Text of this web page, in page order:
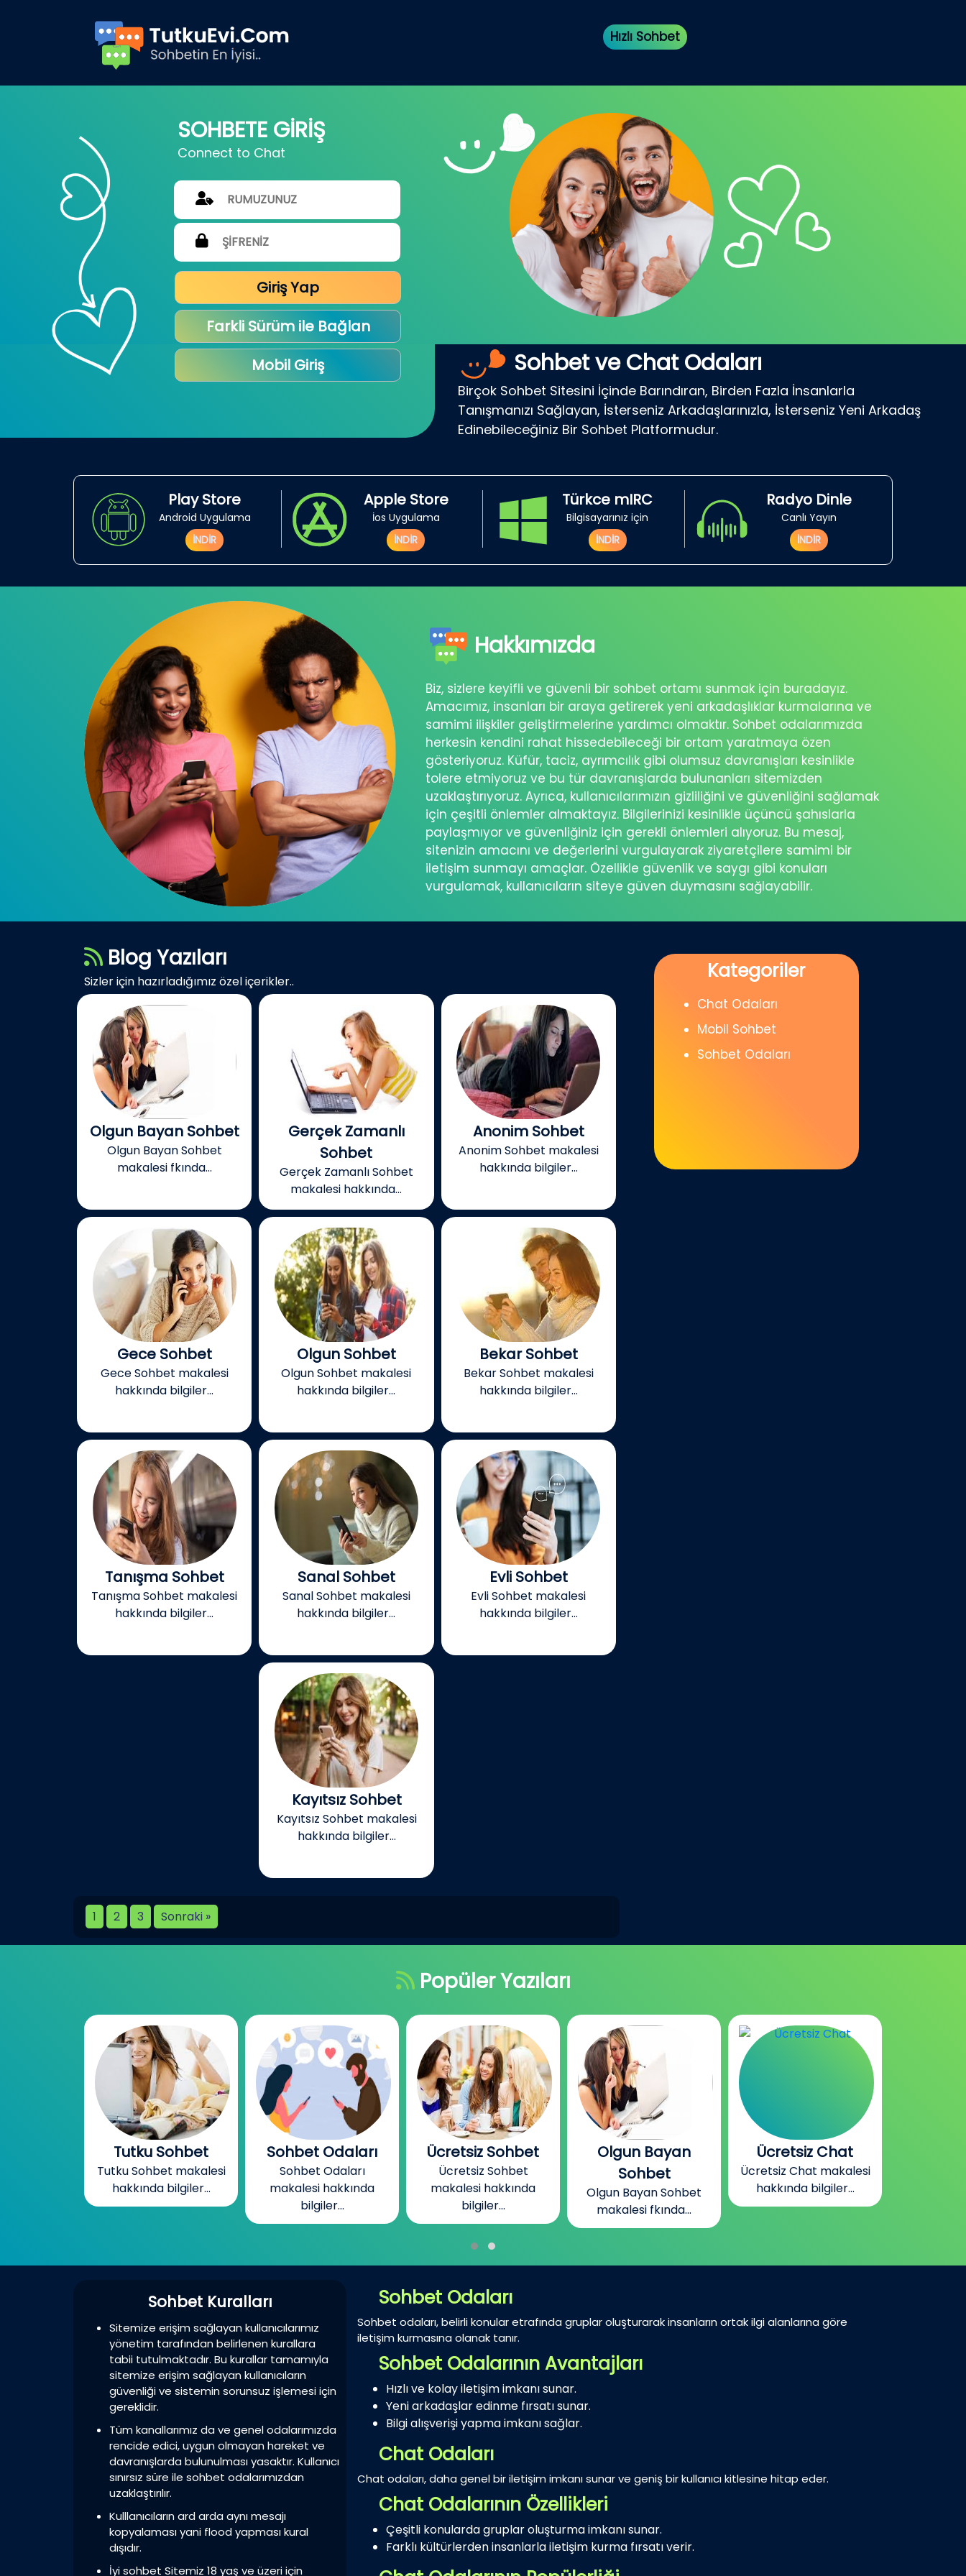
Hızlı Sohbet
SOHBETE GİRİŞ
Connect to Chat
Giriş Yap
Farkli Sürüm ile Bağlan
Mobil Giriş
Sohbet ve Chat Odaları
Birçok Sohbet Sitesini İçinde Barındıran, Birden Fazla İnsanlarla
Tanışmanızı Sağlayan, İsterseniz Arkadaşlarınızla, İsterseniz Yeni Arkadaş
Edinebileceğiniz Bir Sohbet Platformudur.
Play Store
Android Uygulama
İNDİR
Apple Store
İos Uygulama
İNDİR
Türkce mIRC
Bilgisayarınız için
İNDİR
Radyo Dinle
Canlı Yayın
İNDİR
Hakkımızda
Biz, sizlere keyifli ve güvenli bir sohbet ortamı sunmak için buradayız.
Amacımız, insanları bir araya getirerek yeni arkadaşlıklar kurmalarına ve
samimi ilişkiler geliştirmelerine yardımcı olmaktır. Sohbet odalarımızda
herkesin kendini rahat hissedebileceği bir ortam yaratmaya özen
gösteriyoruz. Küfür, taciz, ayrımcılık gibi olumsuz davranışları kesinlikle
tolere etmiyoruz ve bu tür davranışlarda bulunanları sitemizden
uzaklaştırıyoruz. Ayrıca, kullanıcılarımızın gizliliğini ve güvenliğini sağlamak
için çeşitli önlemler almaktayız. Bilgilerinizi kesinlikle üçüncü şahıslarla
paylaşmıyor ve güvenliğiniz için gerekli önlemleri alıyoruz. Bu mesaj,
sitenizin amacını ve değerlerini vurgulayarak ziyaretçilere samimi bir
iletişim sunmayı amaçlar. Özellikle güvenlik ve saygı gibi konuları
vurgulamak, kullanıcıların siteye güven duymasını sağlayabilir.
Blog Yazıları
Sizler için hazırladığımız özel içerikler..
Olgun Bayan Sohbet
Olgun Bayan Sohbet
makalesi fkında...
Gerçek Zamanlı
Sohbet
Gerçek Zamanlı Sohbet
makalesi hakkında...
Anonim Sohbet
Anonim Sohbet makalesi
hakkında bilgiler...
Gece Sohbet
Gece Sohbet makalesi
hakkında bilgiler...
Olgun Sohbet
Olgun Sohbet makalesi
hakkında bilgiler...
Bekar Sohbet
Bekar Sohbet makalesi
hakkında bilgiler...
Tanışma Sohbet
Tanışma Sohbet makalesi
hakkında bilgiler...
Sanal Sohbet
Sanal Sohbet makalesi
hakkında bilgiler...
Evli Sohbet
Evli Sohbet makalesi
hakkında bilgiler...
Kayıtsız Sohbet
Kayıtsız Sohbet makalesi
hakkında bilgiler...
1 2 3 Sonraki »
Kategoriler
Chat Odaları
Mobil Sohbet
Sohbet Odaları
Popüler Yazıları
Sohbet Odaları
Sohbet Odaları
makalesi hakkında
bilgiler...
Ücretsiz Sohbet
Ücretsiz Sohbet
makalesi hakkında
bilgiler...
Olgun Bayan
Sohbet
Olgun Bayan Sohbet
makalesi fkında...
Ücretsiz Chat
Ücretsiz Chat makalesi
hakkında bilgiler...
Olgun Sohbet
Olgun Sohbet makalesi
hakkında bilgiler...
Sohbet Kuralları
Sitemize erişim sağlayan kullanıcılarımız
yönetim tarafından belirlenen kurallara
tabii tutulmaktadır. Bu kurallar tamamıyla
sitemize erişim sağlayan kullanıcıların
güvenliği ve sistemin sorunsuz işlemesi için
gereklidir.
Tüm kanallarımız da ve genel odalarımızda
rencide edici, uygun olmayan hareket ve
davranışlarda bulunulması yasaktır. Kullanıcı
sınırsız süre ile sohbet odalarımızdan
uzaklaştırılır.
Kulllanıcıların ard arda aynı mesajı
kopyalaması yani flood yapması kural
dışıdır.
İyi sohbet Sitemiz 18 yaş ve üzeri için
Sohbet Odaları
Sohbet odaları, belirli konular etrafında gruplar oluşturarak insanların ortak ilgi alanlarına göre
iletişim kurmasına olanak tanır.
Sohbet Odalarının Avantajları
Hızlı ve kolay iletişim imkanı sunar.
Yeni arkadaşlar edinme fırsatı sunar.
Bilgi alışverişi yapma imkanı sağlar.
Chat Odaları
Chat odaları, daha genel bir iletişim imkanı sunar ve geniş bir kullanıcı kitlesine hitap eder.
Chat Odalarının Özellikleri
Çeşitli konularda gruplar oluşturma imkanı sunar.
Farklı kültürlerden insanlarla iletişim kurma fırsatı verir.